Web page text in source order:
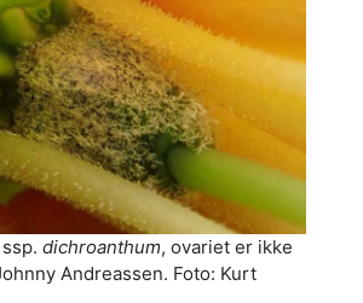
ssp. dichroanthum, ovariet er ikke
Andreassen. Foto: Kurt